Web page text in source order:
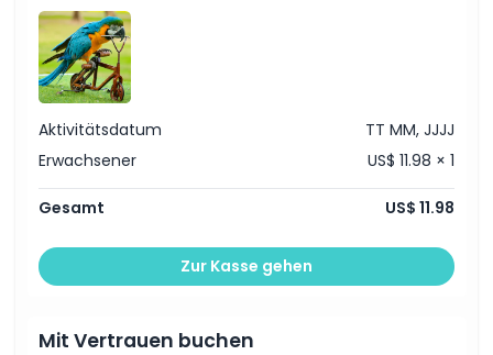
größeren Engagements Dubais für Umweltbewusstsein.
Highlights
Richtlinie für Kinder und Erwachsene
Ausschlüsse
Öffnungszeiten
Aktivitätsdatum
TT MM, JJJJ
Erwachsener
US$ 11.98 × 1
Gesamt US$ 11.98
Zur Kasse gehen
Mit Vertrauen buchen